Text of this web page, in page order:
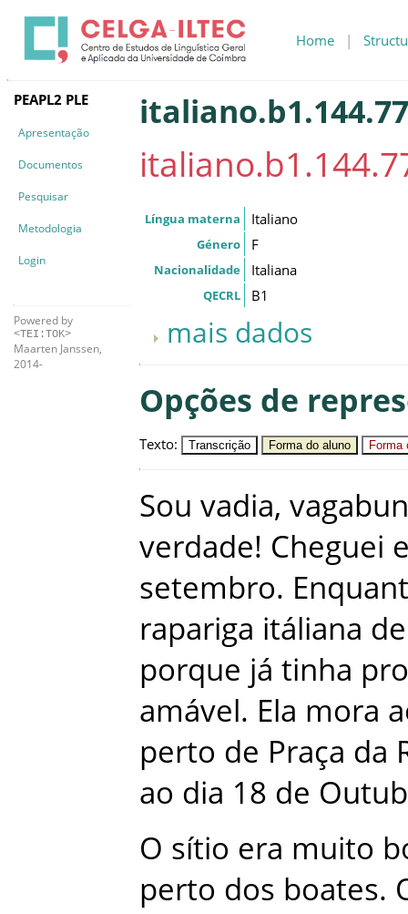
Home |
PEAPL2 PLE
Apresentação
Documentos
Pesquisar
Metodologia
Login
Powered by
<TEI:TOK>
Maarten Janssen,
2014-
Língua materna Italiano
Género F
Nacionalidade Italiana
QECRL B1
mais dados
Opções de
Texto: Transcrição Forma do aluno Forma
Sou vadia,
verdade! Cheguei
setembro.
rapariga itáliana de
porque já tinha
amável. Ela mora
perto de Praça da
ao dia 18 de
O sítio era muito
perto dos boates.